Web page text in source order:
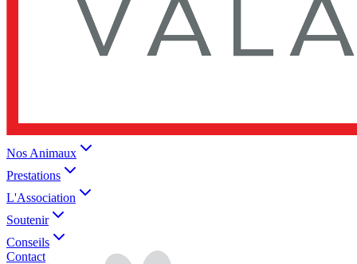
Nos Animaux
Prestations
L'Association
Soutenir
Conseils
Contact